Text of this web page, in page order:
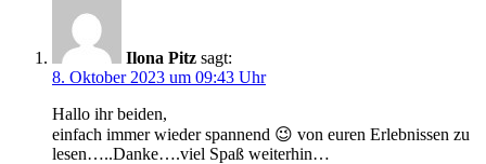
Ilona Pitz sagt:
8. Oktober 2023 um 09:43 Uhr
Hallo ihr beiden,
einfach immer wieder spannend 😉 von euren Erlebnissen zu
lesen…..Danke….viel Spaß weiterhin…